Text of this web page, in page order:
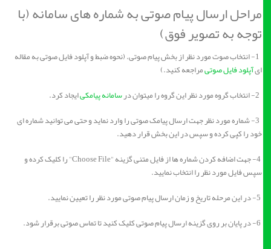
مراحل ارسال پیام صوتی به شماره های سامانه (با
توجه به تصویر فوق)
1- انتخاب صوت مورد نظر از بخش پیام صوتی. (نحوه ضبط و آپلود فایل صوتی به مقاله
ایآپلود فایل صوتیمراجعه کنید.)
سامانه پیامکیایجاد کرد.
3- شماره مورد نظر جهت ارسال پیامک صوتی را وارد نماید و حتی می توانید شماره ای
خود را کپی کرده و سپس در این بخش قرار دهید.
4- جهت اضافه کردن شماره ها از فایل متنی گزینه "Choose File" را کلیک کرده و
سپس فایل مورد نظر را انتخاب نمایید.